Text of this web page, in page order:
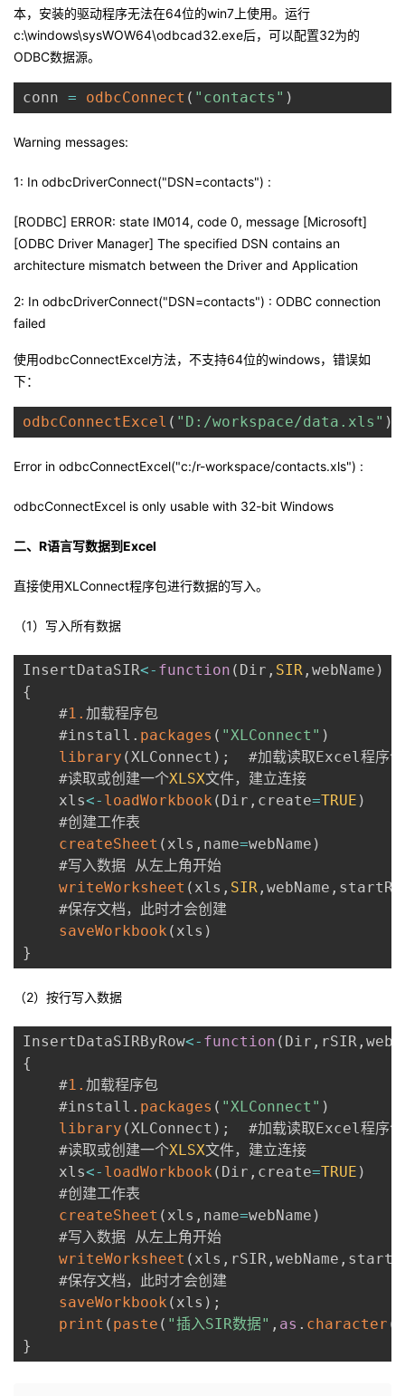
课
的
证
我
实
的
术
持
云
建
本，安装的驱动程序无法在64位的win7上使用。运行
c:\windows\sysWOW64\odbcad32.exe后，可以配置32为的
ODBC数据源。
conn = odbcConnect ( "contacts" )
Warning messages:
1: In odbcDriverConnect("DSN=contacts") :
[RODBC] ERROR: state IM014, code 0, message [Microsoft]
[ODBC Driver Manager] The specified DSN contains an
architecture mismatch between the Driver and Application
2: In odbcDriverConnect("DSN=contacts") : ODBC connection
failed
使用odbcConnectExcel方法，不支持64位的windows，错误如
下：
odbcConnectExcel ( "D:/workspace/data.xls" )
Error in odbcConnectExcel("c:/r-workspace/contacts.xls") :
odbcConnectExcel is only usable with 32-bit Windows
二、R语言写数据到Excel
直接使用XLConnect程序包进行数据的写入。
（1）写入所有数据
InsertDataSIR<- function ( Dir , SIR , webName )
{
    #
1. 加载程序包
    #install
. packages ( "XLConnect" )
library (XLConnect ) ;
#加载读取Excel程
    #读取或创建一个
XLSX文件，建立连接
    xls
<- loadWorkbook ( Dir , create=TRUE )
    #创建工作表
createSheet ( xls , name=webName )
    #写入数据 从左上角开始
writeWorksheet ( xls , SIR , webName ,
    #保存文档，此时才会创建
saveWorkbook ( xls )
}
（2）按行写入数据
InsertDataSIRByRow<- function ( Dir , rSIR ,
{
    #
1. 加载程序包
    #install
. packages ( "XLConnect" )
library (XLConnect ) ;
#加载读取Excel程
    #读取或创建一个
XLSX文件，建立连接
    xls
<- loadWorkbook ( Dir , create=TRUE )
    #创建工作表
createSheet ( xls , name=webName )
    #写入数据 从左上角开始
writeWorksheet ( xls , rSIR , webName ,
    #保存文档，此时才会创建
saveWorkbook ( xls ) ;
print ( paste ( "插入SIR数据" , as . character (
}